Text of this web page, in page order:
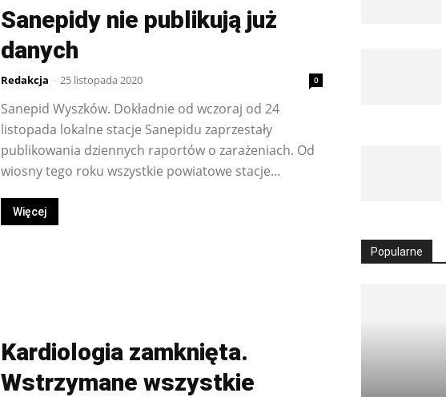
Sanepidy nie publikują już
danych
Redakcja - 25 listopada 2020 0
Sanepid Wyszków. Dokładnie od wczoraj od 24
listopada lokalne stacje Sanepidu zaprzestały
publikowania dziennych raportów o zarażeniach. Od
wiosny tego roku wszystkie powiatowe stacje...
Więcej
Kardiologia zamknięta.
Wstrzymane wszystkie
Popularne